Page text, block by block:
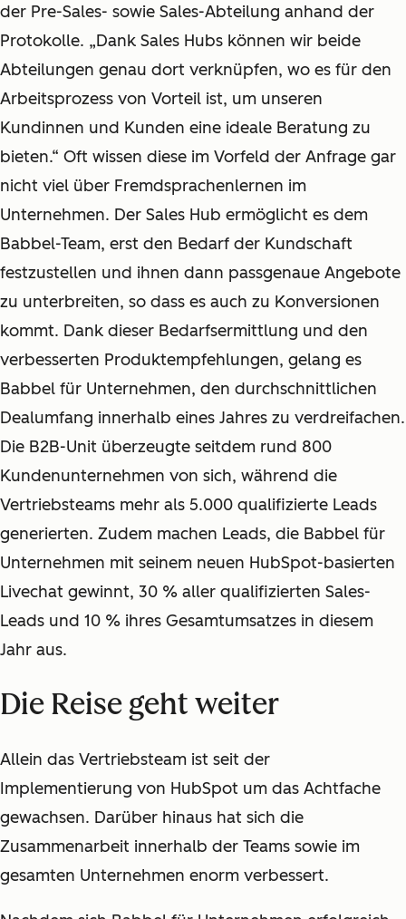
der Pre-Sales- sowie Sales-Abteilung anhand der
Protokolle. „Dank Sales Hubs können wir beide
Abteilungen genau dort verknüpfen, wo es für den
Arbeitsprozess von Vorteil ist, um unseren
Kundinnen und Kunden eine ideale Beratung zu
bieten.“ Oft wissen diese im Vorfeld der Anfrage gar
nicht viel über Fremdsprachenlernen im
Unternehmen. Der Sales Hub ermöglicht es dem
Babbel-Team, erst den Bedarf der Kundschaft
festzustellen und ihnen dann passgenaue Angebote
zu unterbreiten, so dass es auch zu Konversionen
kommt. Dank dieser Bedarfsermittlung und den
verbesserten Produktempfehlungen, gelang es
Babbel für Unternehmen, den durchschnittlichen
Dealumfang innerhalb eines Jahres zu verdreifachen.
Die B2B-Unit überzeugte seitdem rund 800
Kundenunternehmen von sich, während die
Vertriebsteams mehr als 5.000 qualifizierte Leads
generierten. Zudem machen Leads, die Babbel für
Unternehmen mit seinem neuen HubSpot-basierten
Livechat gewinnt, 30 % aller qualifizierten Sales-
Leads und 10 % ihres Gesamtumsatzes in diesem
Jahr aus.
Die Reise geht weiter
Allein das Vertriebsteam ist seit der
Implementierung von HubSpot um das Achtfache
gewachsen. Darüber hinaus hat sich die
Zusammenarbeit innerhalb der Teams sowie im
gesamten Unternehmen enorm verbessert.